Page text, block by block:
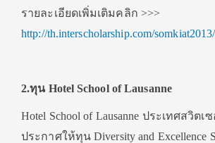
รายละเอียดเพิ่มเติมคลิก >>>
http://th.interscholarship.com/
2.ทุน Hotel School of Lausanne
Hotel School of Lausanne ประเทศสวิตเ
ประกาศให้ทุน Diversity and Excellence